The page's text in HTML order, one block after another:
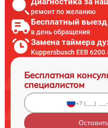
ремонт по желанию
Бесплатный выезд
в день обращения
Замена таймера
Kuppersbusch EEB
Бесплатная
специалистом